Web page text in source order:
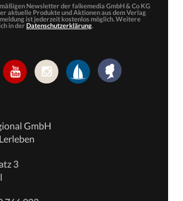
Newsletter der falkemedia GmbH & Co KG
aktuelle Produkte und Aktionen aus dem Verlag
ist jederzeit kostenlos möglich. Weitere
in der Datenschutzerklärung.
GmbH
3